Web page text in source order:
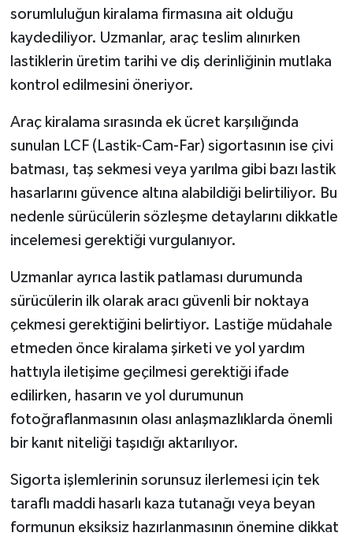
sorumluluğun kiralama firmasına ait olduğu
kaydediliyor. Uzmanlar, araç teslim alınırken
lastiklerin üretim tarihi ve diş derinliğinin mutlaka
kontrol edilmesini öneriyor.
Araç kiralama sırasında ek ücret karşılığında
sunulan LCF (Lastik-Cam-Far) sigortasının ise çivi
batması, taş sekmesi veya yarılma gibi bazı lastik
hasarlarını güvence altına alabildiği belirtiliyor. Bu
nedenle sürücülerin sözleşme detaylarını dikkatle
incelemesi gerektiği vurgulanıyor.
Uzmanlar ayrıca lastik patlaması durumunda
sürücülerin ilk olarak aracı güvenli bir noktaya
çekmesi gerektiğini belirtiyor. Lastiğe müdahale
etmeden önce kiralama şirketi ve yol yardım
hattıyla iletişime geçilmesi gerektiği ifade
edilirken, hasarın ve yol durumunun
fotoğraflanmasının olası anlaşmazlıklarda önemli
bir kanıt niteliği taşıdığı aktarılıyor.
Sigorta işlemlerinin sorunsuz ilerlemesi için tek
taraflı maddi hasarlı kaza tutanağı veya beyan
formunun eksiksiz hazırlanmasının önemine dikkat